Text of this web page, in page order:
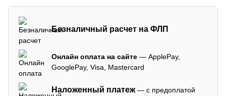
Безналичный расчет на ФЛП
Онлайн оплата на сайте — ApplePay,
GooglePay, Visa, Mastercard
Наложенный платеж— с предоплатой